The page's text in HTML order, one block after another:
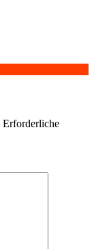
Erforderliche